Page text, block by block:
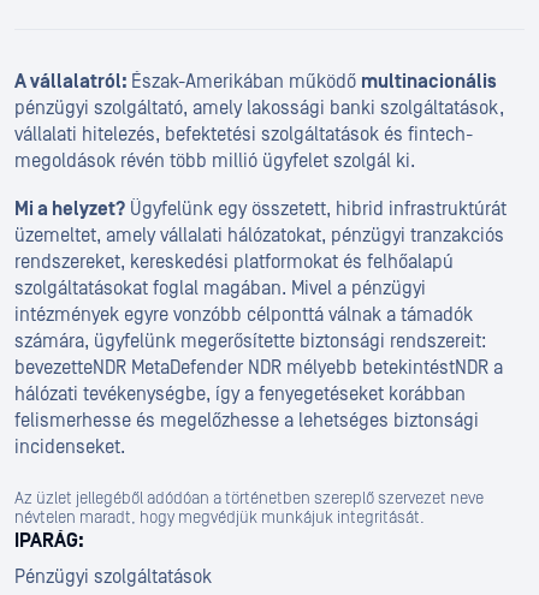
A vállalatról: Észak-Amerikában működő multinacionális
pénzügyi szolgáltató, amely lakossági banki szolgáltatások,
vállalati hitelezés, befektetési szolgáltatások és fintech-
megoldások révén több millió ügyfelet szolgál ki.
Mi a helyzet? Ügyfelünk egy összetett, hibrid infrastruktúrát
üzemeltet, amely vállalati hálózatokat, pénzügyi tranzakciós
rendszereket, kereskedési platformokat és felhőalapú
szolgáltatásokat foglal magában. Mivel a pénzügyi
intézmények egyre vonzóbb célponttá válnak a támadók
számára, ügyfelünk megerősítette biztonsági rendszereit:
bevezetteNDR MetaDefender NDR mélyebb betekintéstNDR a
hálózati tevékenységbe, így a fenyegetéseket korábban
felismerhesse és megelőzhesse a lehetséges biztonsági
incidenseket.
Az üzlet jellegéből adódóan a történetben szereplő szervezet neve
névtelen maradt, hogy megvédjük munkájuk integritását.
IPARÁG:
Pénzügyi szolgáltatások